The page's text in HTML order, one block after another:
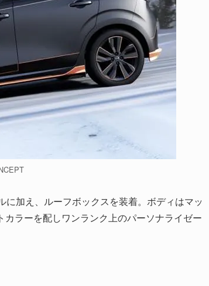
加え、ルーフボックスを装着。ボディはマッ
ラーを配しワンランク上のパーソナライゼー